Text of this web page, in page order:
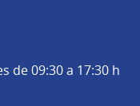
de 09:30 a 17:30 h